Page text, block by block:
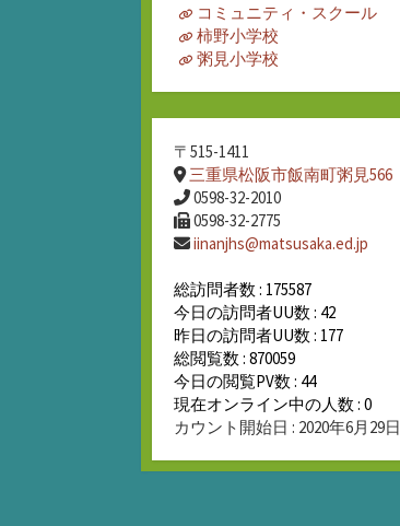
コミュニティ・スクール
柿野小学校
粥見小学校
〒515-1411
三重県松阪市飯南町粥見566
0598-32-2010
0598-32-2775
iinanjhs@matsusaka.ed.jp
総訪問者数 : 175587
今日の訪問者UU数 : 42
昨日の訪問者UU数 : 177
総閲覧数 : 870059
今日の閲覧PV数 : 44
現在オンライン中の人数 : 0
カウント開始日 : 2020年6月29日